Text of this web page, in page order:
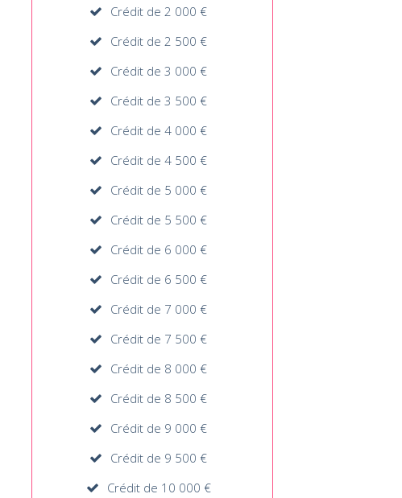
Crédit de 2 000 €
Crédit de 2 500 €
Crédit de 3 000 €
Crédit de 3 500 €
Crédit de 4 000 €
Crédit de 4 500 €
Crédit de 5 000 €
Crédit de 5 500 €
Crédit de 6 000 €
Crédit de 6 500 €
Crédit de 7 000 €
Crédit de 7 500 €
Crédit de 8 000 €
Crédit de 8 500 €
Crédit de 9 000 €
Crédit de 9 500 €
Crédit de 10 000 €